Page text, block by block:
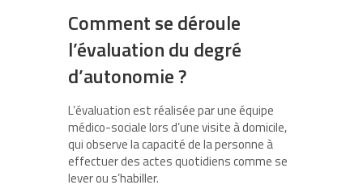
Comment se déroule
l’évaluation du degré
d’autonomie ?
L’évaluation est réalisée par une équipe
médico-sociale lors d’une visite à domicile,
qui observe la capacité de la personne à
effectuer des actes quotidiens comme se
lever ou s’habiller.